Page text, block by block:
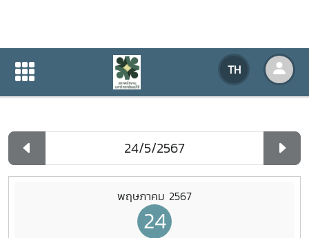
TH
ปฏิทินกิจกรรมของหน่วยงาน
ปฏิทินกิจกรรมของหน่วยงาน
พฤษภาคม 2567
24